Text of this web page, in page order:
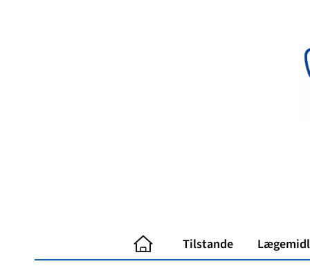
Tilstande